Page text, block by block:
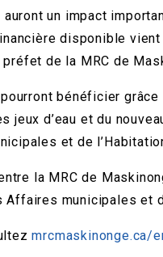
un impact
disponible
de la MRC de
bénéficier grâce
d’eau et du
et de
la MRC de
municipales et
mrcmaskinonge.ca/